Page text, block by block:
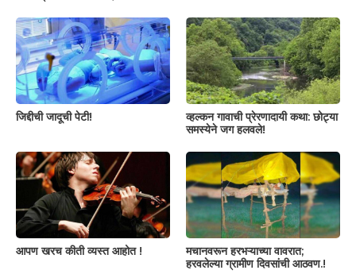
जिद्दीची जादूची पेटी!
व्हल्कन गावाची प्रेरणादायी कथा: छोट्या
समस्येने जग हलवले!
आपण खरच कीती व्यस्त आहोत !
मचानवरून हरभऱ्याच्या वावरात;
हरवलेल्या ग्रामीण दिवसांची आठवण.!